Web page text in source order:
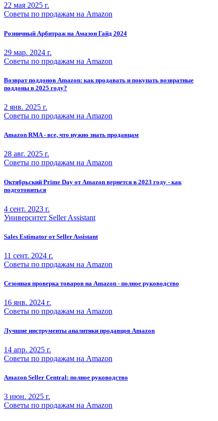
22 мая 2025 г.
Советы по продажам на Amazon
Розничный Арбитраж на Амазон Гайд 2024
29 мар. 2024 г.
Советы по продажам на Amazon
Возврат поддонов Amazon: как продавать и покупать возвратные
поддоны в 2025 году?
2 янв. 2025 г.
Советы по продажам на Amazon
Amazon RMA - все, что нужно знать продавцам
28 авг. 2025 г.
Советы по продажам на Amazon
Октябрьский Prime Day от Amazon вернется в 2023 году - как
подготовиться
4 сент. 2023 г.
Университет Seller Assistant
Sales Estimator от Seller Assistant
11 сент. 2024 г.
Советы по продажам на Amazon
Сезонная проверка товаров на Amazon - полное руководство
16 янв. 2024 г.
Советы по продажам на Amazon
Лучшие инструменты аналитики продавцов Amazon
14 апр. 2025 г.
Советы по продажам на Amazon
Amazon Seller Central: полное руководство
3 июн. 2025 г.
Советы по продажам на Amazon